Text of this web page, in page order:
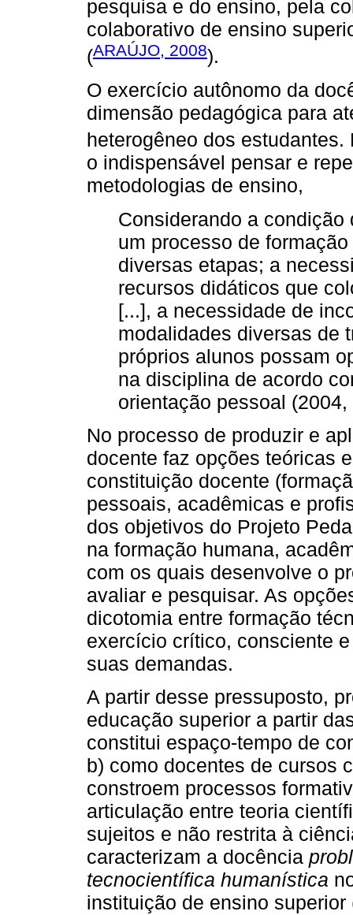
pesquisa e do ensino, pela
colaborativo de ensino
(ARAÚJO, 2008).
O exercício autônomo da
dimensão pedagógica para
heterogêneo dos
o indispensável pensar e
metodologias de ensino,
Considerando a
um processo de
diversas etapas; a
recursos didáticos que
[...], a necessidade de
modalidades diversas de
próprios alunos possam
na disciplina de acordo
orientação pessoal (2004,
No processo de produzir e
docente faz opções teóricas
constituição docente
pessoais, acadêmicas e
dos objetivos do Projeto
na formação humana,
com os quais desenvolve o
avaliar e pesquisar. As
dicotomia entre formação
exercício crítico, consciente
suas demandas.
A partir desse pressuposto,
educação superior a partir
constitui espaço-tempo de
b) como docentes de cursos
constroem processos
articulação entre teoria
sujeitos e não restrita à
caracterizam a docência
tecnocientífica humanística
instituição de ensino superior